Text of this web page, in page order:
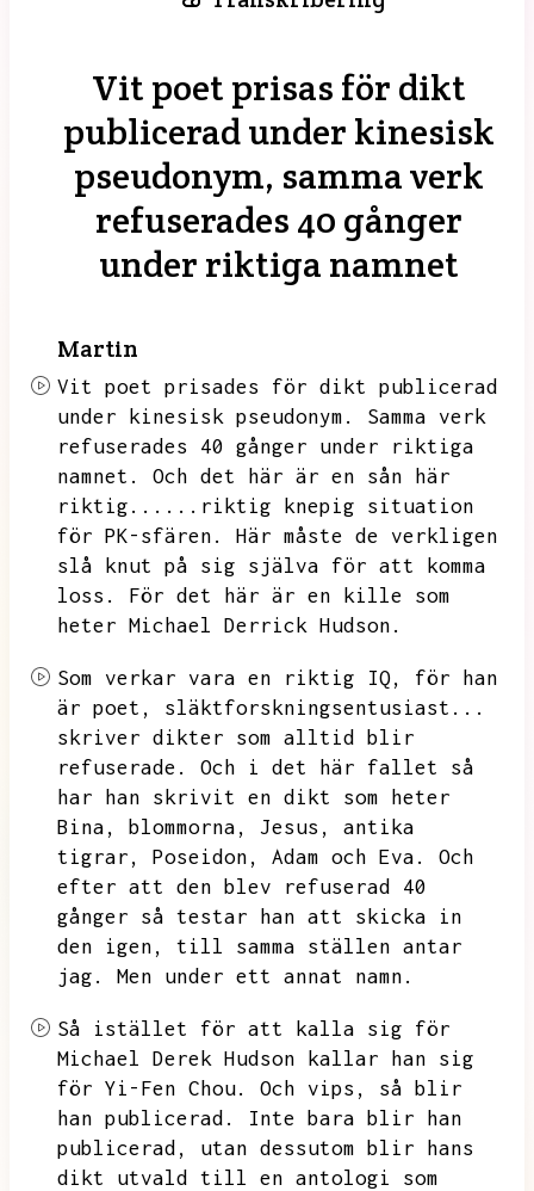
Vit poet prisas för dikt
publicerad under kinesisk
pseudonym, samma verk
refuserades 40 gånger
under riktiga namnet
Martin
Vit poet prisades för dikt publicerad
under kinesisk pseudonym.
Samma verk
refuserades 40 gånger under riktiga
namnet.
Och det här är en sån här
riktig......riktig knepig situation
för PK-sfären.
Här måste de verkligen
slå knut på sig själva för att komma
loss.
För det här är en kille som
heter Michael Derrick Hudson.
Som verkar vara en riktig IQ,
för han
är poet,
släktforskningsentusiast...
skriver dikter som alltid blir
refuserade.
Och i det här fallet så
har han skrivit en dikt som heter
Bina,
blommorna, Jesus,
antika
tigrar,
Poseidon, Adam och Eva.
Och
efter att den blev refuserad 40
gånger så testar han att skicka in
den igen,
till samma ställen antar
jag.
Men under ett annat namn.
Så istället för att kalla sig för
Michael Derek Hudson kallar han sig
för Yi-Fen Chou.
Och vips,
så blir
han publicerad.
Inte bara blir han
publicerad,
utan dessutom blir hans
dikt
utvald till en antologi som